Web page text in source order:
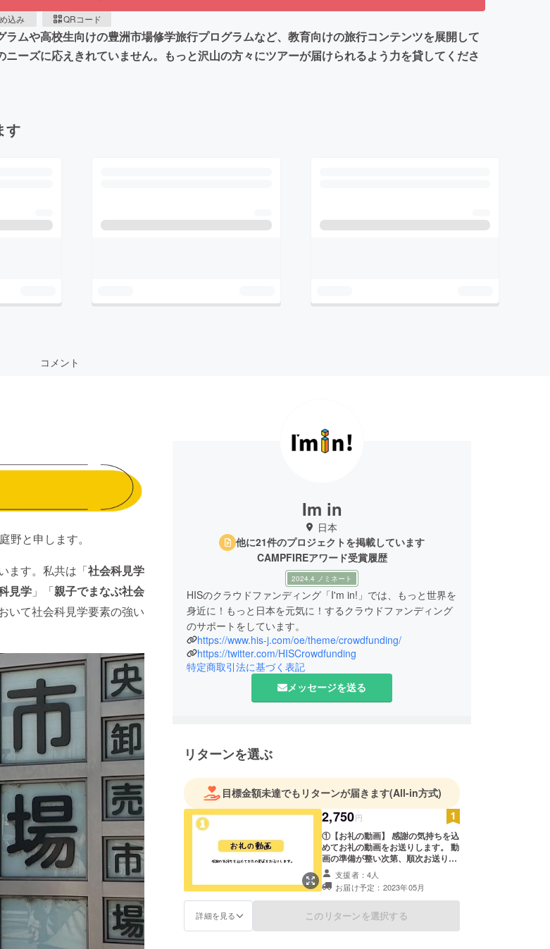
込み QRコード
ムや高校生向けの豊洲市場修学旅行プログラムなど、教育向けの旅行コンテンツを展開して
ーズに応えきれていません。もっと沢山の方々にツアーが届けられるよう力を貸してくださ
す
コメント
野と申します。
ます。私共は「社会科見学
見学 」「親子でまなぶ社会
いて社会科見学要素の強い
Im in
日本
他に21件のプロジェクトを掲載しています
CAMPFIREアワード受賞履歴
2024.4 ノミネート
HISのクラウドファンディング「I'm in!」では、もっと世界を
身近に！もっと日本を元気に！するクラウドファンディング
https://www.his-j.com/oe/theme/crowdfunding/
https://twitter.com/HISCrowdfunding
特定商取引法に基づく表記
メッセージを送る
リターンを選ぶ
目標金額未達でもリターンが届きます(All-in方式)
2,750円
①【お礼の動画】 感謝の気持ちを込
めてお礼の動画をお送りします。 動
画の準備が整い次第、順次お送りさ
せて頂きます。 動画でお名前を読み
上させて頂きます。 備考欄へ読み上
げる際のお名前とヨミガナをお知ら
せください。
支援者：4人
お届け予定：2023年05月
詳細を見る このリターンを選択する